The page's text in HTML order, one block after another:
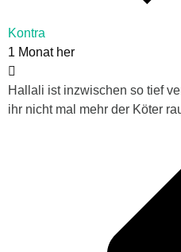
Kontra
1 Monat her
Hallali ist inzwischen so tief
ihr nicht mal mehr der Köter